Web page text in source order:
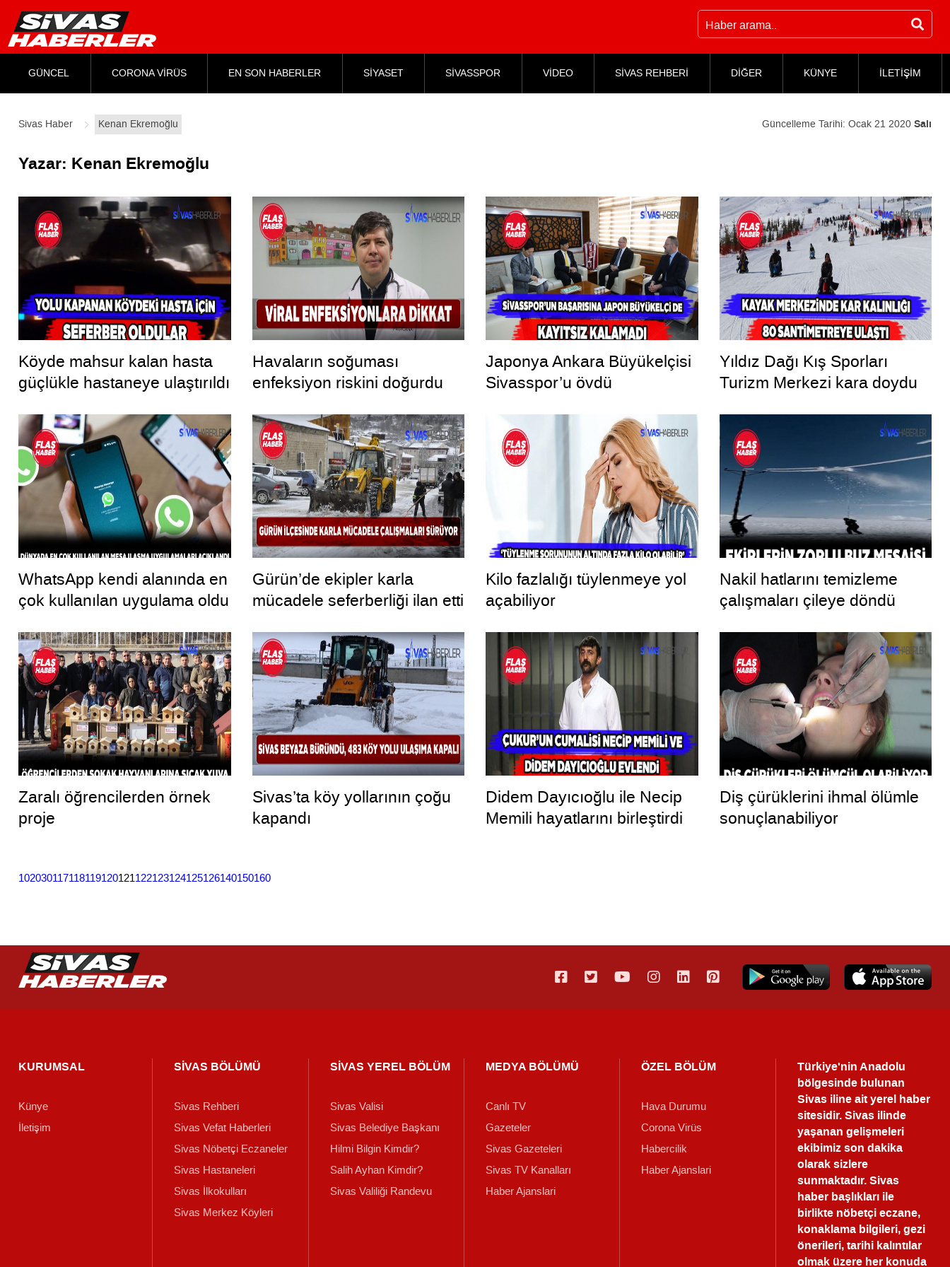
GÜNCEL CORONA VİRÜS EN SON HABERLER SİYASET SİVASSPOR VİDEO SİVAS REHBERİ DİĞER KÜNYE İLETİŞİM
Sivas Haber Kenan Ekremoğlu Güncelleme Tarihi: Ocak 21 2020 Salı
Yazar: Kenan Ekremoğlu
Köyde mahsur kalan hasta
güçlükle hastaneye ulaştırıldı
Havaların soğuması
enfeksiyon riskini doğurdu
Japonya Ankara Büyükelçisi
Sivasspor’u övdü
Yıldız Dağı Kış Sporları
Turizm Merkezi kara doydu
WhatsApp kendi alanında en
çok kullanılan uygulama oldu
Gürün’de ekipler karla
mücadele seferberliği ilan etti
Kilo fazlalığı tüylenmeye yol
açabiliyor
Nakil hatlarını temizleme
çalışmaları çileye döndü
Zaralı öğrencilerden örnek
proje
Sivas’ta köy yollarının çoğu
kapandı
Didem Dayıcıoğlu ile Necip
Memili hayatlarını birleştirdi
Diş çürüklerini ihmal ölümle
sonuçlanabiliyor
102030117118119120121122123124125126140150160
KURUMSAL
Künye
İletişim
SİVAS BÖLÜMÜ
Sivas Rehberi
Sivas Vefat Haberleri
Sivas Nöbetçi Eczaneler
Sivas Hastaneleri
Sivas İlkokulları
Sivas Merkez Köyleri
SİVAS YEREL BÖLÜM
Sivas Valisi
Sivas Belediye Başkanı
Hilmi Bilgin Kimdir?
Salih Ayhan Kimdir?
Sivas Valiliği Randevu
MEDYA BÖLÜMÜ
Canlı TV
Gazeteler
Sivas Gazeteleri
Sivas TV Kanalları
Haber Ajanslari
ÖZEL BÖLÜM
Hava Durumu
Corona Virüs
Habercilik
Haber Ajanslari
Türkiye'nin Anadolu
bölgesinde bulunan
Sivas iline ait yerel haber
sitesidir. Sivas ilinde
yaşanan gelişmeleri
ekibimiz son dakika
olarak sizlere
sunmaktadır.Sivas
haberbaşlıkları ile
birlikte nöbetçi eczane,
konaklama bilgileri, gezi
önerileri, tarihi kalıntılar
olmak üzere her konuda